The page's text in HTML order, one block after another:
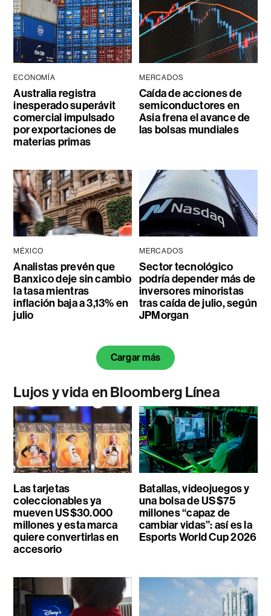
ECONOMÍA
Australia registra
inesperado superávit
comercial impulsado
por exportaciones de
materias primas
MERCADOS
Caída de acciones de
semiconductores en
Asia frena el avance de
las bolsas mundiales
MÉXICO
Analistas prevén que
Banxico deje sin cambio
la tasa mientras
inflación baja a 3,13% en
julio
MERCADOS
Sector tecnológico
podría depender más de
inversores minoristas
tras caída de julio, según
JPMorgan
Cargar más
Lujos y vida en Bloomberg Línea
Las tarjetas
coleccionables ya
mueven US$30.000
millones y esta marca
quiere convertirlas en
accesorio
Batallas, videojuegos y
una bolsa de US$75
millones “capaz de
cambiar vidas”: así es la
Esports World Cup 2026